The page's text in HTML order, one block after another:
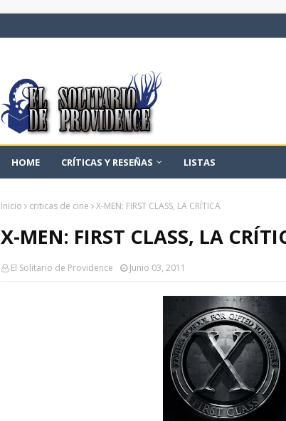
HOME CRÍTICAS Y RESEÑAS LISTAS
Inicio criticas de cine X-MEN: FIRST CLASS, LA CRÍTICA
X-MEN: FIRST CLASS, LA
El Solitario de Providence Junio 03, 2011